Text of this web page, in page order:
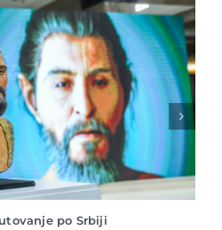
– prvi grad u ovom delu